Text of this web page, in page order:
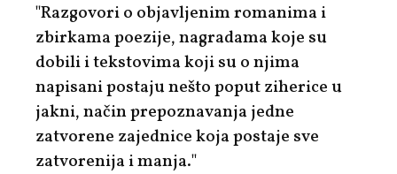
"Razgovori o objavljenim romanima i
zbirkama poezije, nagradama koje su
dobili i tekstovima koji su o njima
napisani postaju nešto poput ziherice u
jakni, način prepoznavanja jedne
zatvorene zajednice koja postaje sve
zatvorenija i manja."